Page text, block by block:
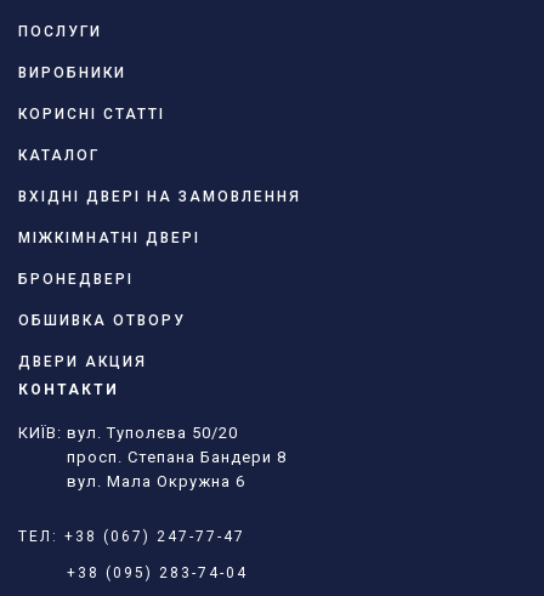
ПОСЛУГИ
ВИРОБНИКИ
КОРИСНІ СТАТТІ
КАТАЛОГ
ВХІДНІ ДВЕРІ НА ЗАМОВЛЕННЯ
МІЖКІМНАТНІ ДВЕРІ
БРОНЕДВЕРІ
ОБШИВКА ОТВОРУ
ДВЕРИ АКЦИЯ
КОНТАКТИ
КИЇВ: вул. Туполєва 50/20
просп. Степана Бандери 8
вул. Мала Окружна 6
ТЕЛ: +38 (067) 247-77-47
+38 (095) 283-74-04